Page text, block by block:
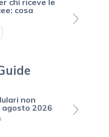
chi riceve le
cosa
non
2026